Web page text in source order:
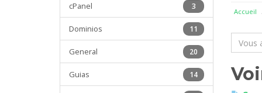
Accueil
3
cPanel
11
Dominios
20
General
14
Guias